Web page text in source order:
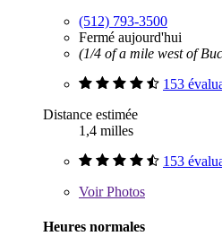
(512) 793-3500
Fermé aujourd'hui
(1/4 of a mile west of
153
Distance estimée
1,4 milles
153
VoirPhotos
Heures normales